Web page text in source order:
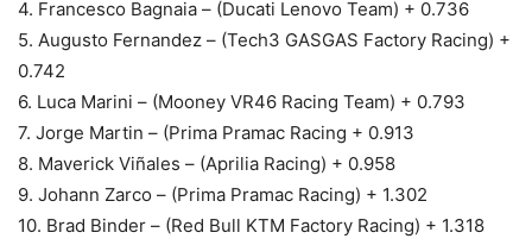
4. Francesco Bagnaia – (Ducati Lenovo Team) + 0.736
5. Augusto Fernandez – (Tech3 GASGAS Factory Racing) +
0.742
6. Luca Marini – (Mooney VR46 Racing Team) + 0.793
7. Jorge Martin – (Prima Pramac Racing + 0.913
8. Maverick Viñales – (Aprilia Racing) + 0.958
9. Johann Zarco – (Prima Pramac Racing) + 1.302
10. Brad Binder – (Red Bull KTM Factory Racing) + 1.318